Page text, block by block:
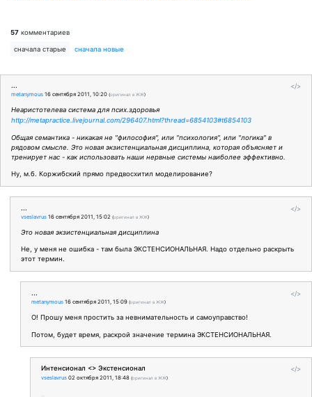
57 комментариев
сначала старые сначала новые
</>
...
metanymous 16 сентября 2011, 10:20 (оригинал в ЖЖ)
Неаристотелева система для псих.здоровья
http://metapractice.livejournal.com/296407.html?thread=6854103#t6854103
Общая семантика - никакая не "философия", или "психология", или "логика" в
рядовом смысле. Это новая экзистенциальная дисциплина, которая объясняет и
тренирует нас - как использовать наши нервные системы наиболее эффективно.
Ну, м.б. Коржибский прямо предвосхитил моделирование?
</>
...
vseslavrus 16 сентября 2011, 15:02 (оригинал в ЖЖ)
Это новая экзистенциальная дисциплина
Не, у меня не ошибка - там была ЭКСТЕНСИОНАЛЬНАЯ. Надо отдельно раскрыть
этот термин.
</>
...
metanymous 16 сентября 2011, 15:09 (оригинал в ЖЖ)
О! Прошу меня простить за невнимательность и самоуправство!
Потом, будет время, раскрой значение термина ЭКСТЕНСИОНАЛЬНАЯ.
</>
Интенсионал <> Экстенсионал
vseslavrus 02 октября 2011, 18:48 (оригинал в ЖЖ)